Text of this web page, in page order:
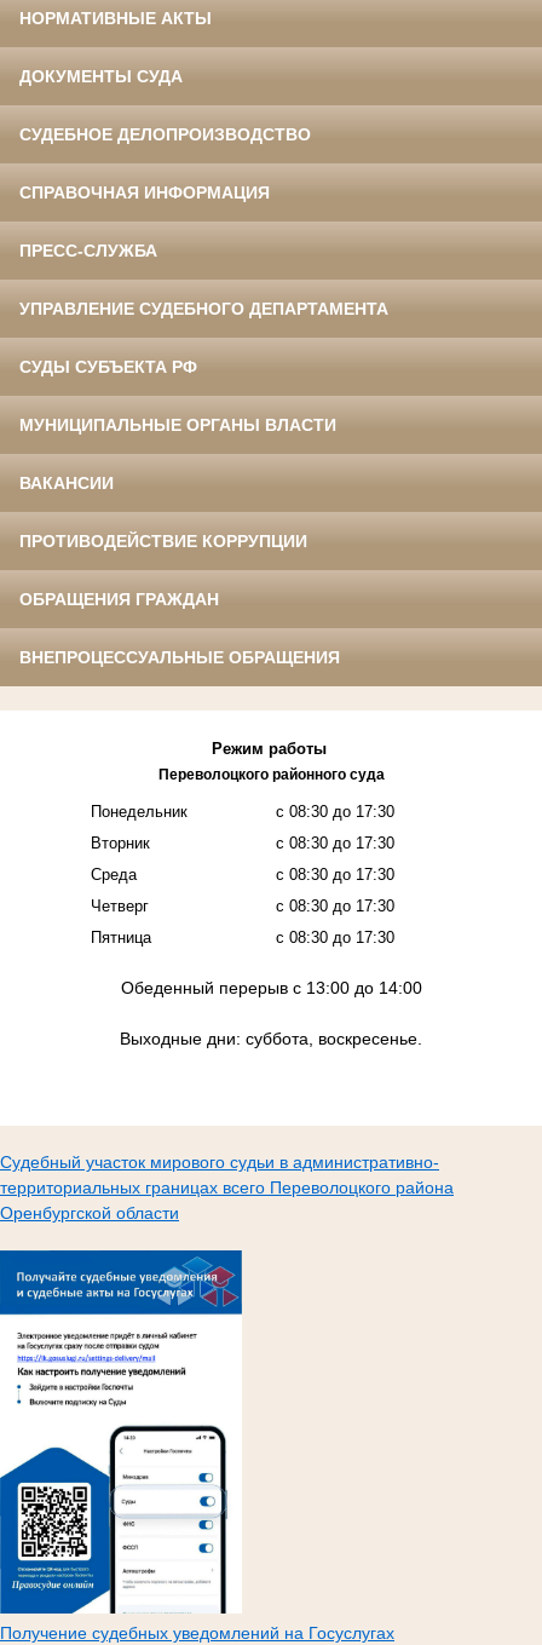
НОРМАТИВНЫЕ АКТЫ
ДОКУМЕНТЫ СУДА
СУДЕБНОЕ ДЕЛОПРОИЗВОДСТВО
СПРАВОЧНАЯ ИНФОРМАЦИЯ
ПРЕСС-СЛУЖБА
УПРАВЛЕНИЕ СУДЕБНОГО ДЕПАРТАМЕНТА
СУДЫ СУБЪЕКТА РФ
МУНИЦИПАЛЬНЫЕ ОРГАНЫ ВЛАСТИ
ВАКАНСИИ
ПРОТИВОДЕЙСТВИЕ КОРРУПЦИИ
ОБРАЩЕНИЯ ГРАЖДАН
ВНЕПРОЦЕССУАЛЬНЫЕ ОБРАЩЕНИЯ
Режим работы
Переволоцкого районного суда
Понедельник
с 08:30 до 17:30
Вторник
с 08:30 до 17:30
Среда
с 08:30 до 17:30
Четверг
с 08:30 до 17:30
Пятница
с 08:30 до 17:30
Обеденный перерыв с 13:00 до 14:00
Выходные дни: суббота, воскресенье.
Судебный участок мирового судьи в административно-
территориальных границах всего Переволоцкого района
Оренбургской области
Получение судебных уведомлений на Госуслугах